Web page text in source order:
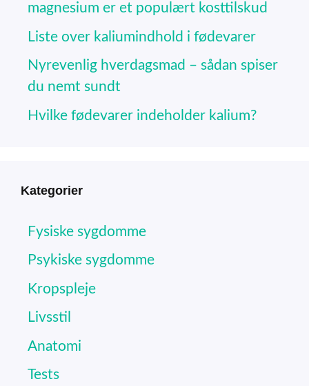
magnesium er et populært kosttilskud
Liste over kaliumindhold i fødevarer
Nyrevenlig hverdagsmad – sådan spiser
du nemt sundt
Hvilke fødevarer indeholder kalium?
Kategorier
Fysiske sygdomme
Psykiske sygdomme
Kropspleje
Livsstil
Anatomi
Tests